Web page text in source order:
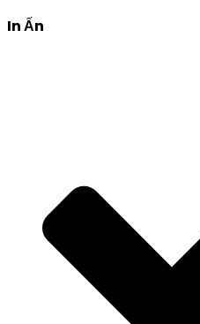
In Ấn